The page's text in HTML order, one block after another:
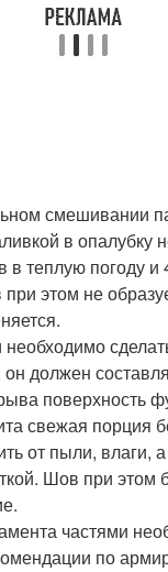
смешивании
в опалубку
в теплую погоду и
этом не
должен
поверхность
свежая порция
от пыли, влаги,
Шов при этом
частями
по